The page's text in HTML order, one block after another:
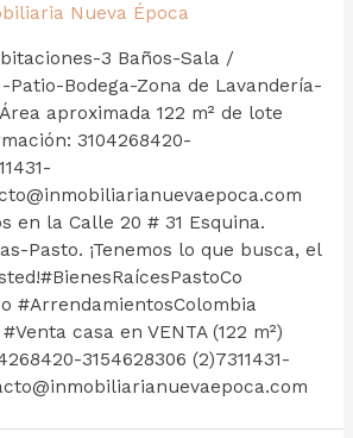
Nueva Época
3 Baños-Sala /
Patio-Bodega-Zona de Lavandería-
aproximada 122 m² de lote
3104268420-
en la Calle 20 # 31 Esquina.
Pasto. ¡Tenemos lo que busca, el
#ArrendamientosColombia
casa en VENTA (122 m²)
3154628306 (2)7311431-